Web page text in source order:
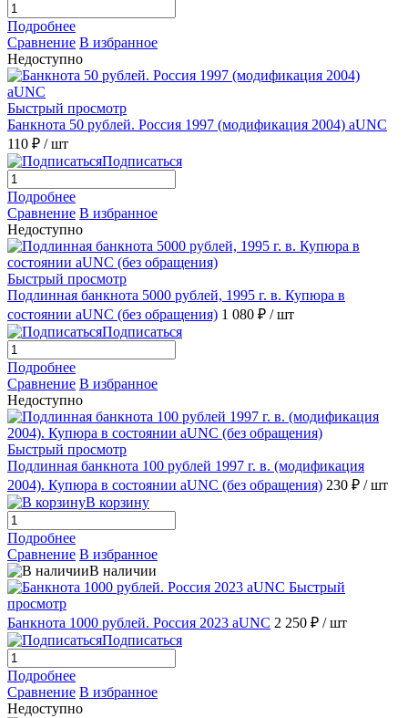
Подробнее
Сравнение В избранное
Недоступно
Быстрый просмотр
Банкнота 50 рублей. Россия 1997 (модификация 2004) aUNC
110 ₽ / шт
Подписаться
Подробнее
Сравнение В избранное
Недоступно
Быстрый просмотр
Подлинная банкнота 5000 рублей, 1995 г. в. Купюра в
состоянии aUNC (без обращения) 1 080 ₽ / шт
Подписаться
Подробнее
Сравнение В избранное
Недоступно
Быстрый просмотр
Подлинная банкнота 100 рублей 1997 г. в. (модификация
2004). Купюра в состоянии аUNC (без обращения) 230 ₽ / шт
В корзину
Подробнее
Сравнение В избранное
В наличии
Быстрый
просмотр
Банкнота 1000 рублей. Россия 2023 aUNC 2 250 ₽ / шт
Подписаться
Подробнее
Сравнение В избранное
Недоступно